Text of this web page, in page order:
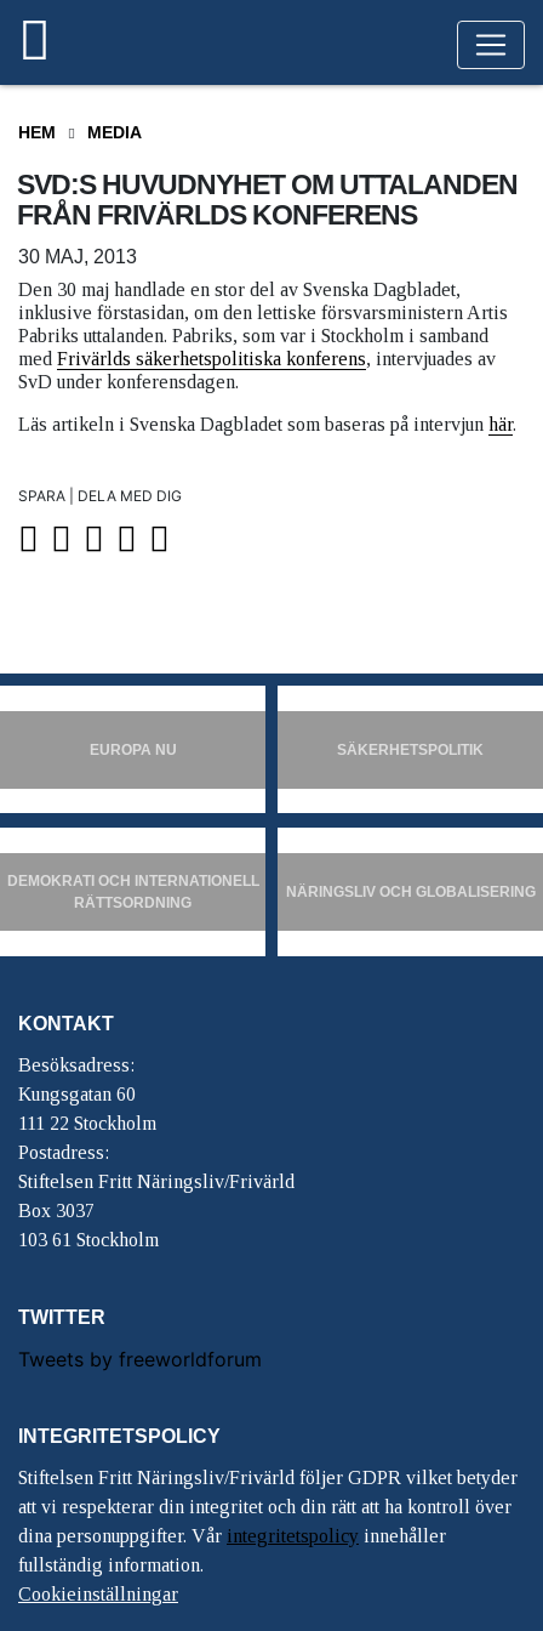
HEM MEDIA
SVD:S HUVUDNYHET OM UTTALANDEN
FRÅN FRIVÄRLDS KONFERENS
30 MAJ, 2013
Den 30 maj handlade en stor del av Svenska Dagbladet,
inklusive förstasidan, om den lettiske försvarsministern Artis
Pabriks uttalanden. Pabriks, som var i Stockholm i samband
med Frivärlds säkerhetspolitiska konferens, intervjuades av
SvD under konferensdagen.
Läs artikeln i Svenska Dagbladet som baseras på intervjun här.
SPARA | DELA MED DIG
EUROPA NU SÄKERHETSPOLITIK
DEMOKRATI OCH INTERNATIONELL
RÄTTSORDNING
NÄRINGSLIV OCH GLOBALISERING
KONTAKT
Besöksadress:
Kungsgatan 60
111 22 Stockholm
Postadress:
Stiftelsen Fritt Näringsliv/Frivärld
Box 3037
103 61 Stockholm
TWITTER
Tweets by freeworldforum
INTEGRITETSPOLICY
Stiftelsen Fritt Näringsliv/Frivärld följer GDPR vilket betyder
att vi respekterar din integritet och din rätt att ha kontroll över
dina personuppgifter. Vår integritetspolicy innehåller
fullständig information.
Cookieinställningar